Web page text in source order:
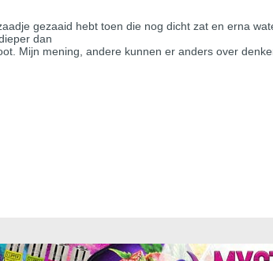
gezaaid hebt toen die nog dicht zat en erna
dan
Mijn mening, andere kunnen er anders over